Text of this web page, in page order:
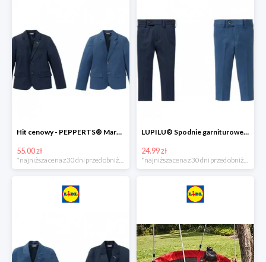
Hit cenowy - PEPPERTS® Marynarka młodzieżowa
55.00 zł
*najniższa cena z 30 dni przed obniżką
LUPILU® Spodnie garniturowe chłopięce
24.99 zł
*najniższa cena z 30 dni przed obniżką